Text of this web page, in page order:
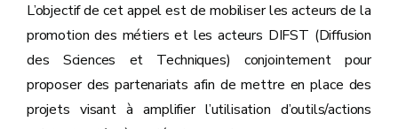
L’objectif de cet appel est de mobiliser les acteurs de la
promotion des métiers et les acteurs DIFST (Diffusion
des Sciences et Techniques) conjointement pour
proposer des partenariats afin de mettre en place des
projets visant à amplifier l’utilisation d’outils/actions